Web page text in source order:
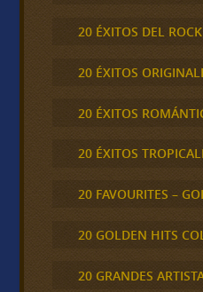
20 ÉXITOS DEL
20 ÉXITOS
20 ÉXITOS
20 ÉXITOS
20 FAVOURITES –
20 GOLDEN HITS
20 GRANDES